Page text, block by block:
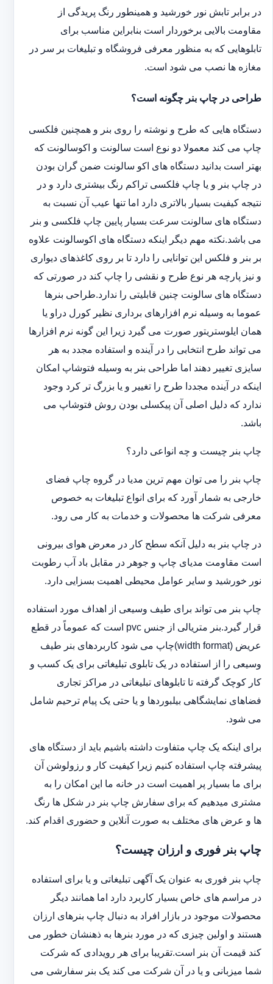
در برابر تابش نور خورشید و همینطور رنگ پریدگی از
مقاومت بالایی برخوردار است بنابراین مناسب برای
تابلوهایی که به منظور معرفی فروشگاه و تبلیغات بر سر در
مغازه ها نصب می شود است.
طراحی در چاپ بنر چگونه است؟
دستگاه هایی که طرح و نوشته را روی بنر و همچنین فلکسی
چاپ می کند معمولا دو نوع است سالونت و اکوسالونت که
بهتر است بدانید دستگاه های اکو سالونت ضمن گران بودن
در چاپ بنر و یا چاپ فلکسی تراکم رنگ بیشتری دارد و در
نتیجه کیفیت بسیار بالاتری دارد اما تنها عیب آن نسبت به
دستگاه های سالونت سرعت بسیار پایین چاپ فلکسی و بنر
می باشد.نکته مهم دیگر اینکه دستگاه های اکوسالونت علاوه
بر بنر و فلکس این توانایی را دارد تا بر روی کاغذهای دیواری
و نیز پارچه هر نوع طرح و نقشی را چاپ کند در صورتی که
دستگاه های سالونت چنین قابلیتی را ندارد.طراحی بنرها
عموما به وسیله نرم افزارهای برداری نظیر کورل دراو یا
همان ایلوستریتور صورت می گیرد زیرا این گونه نرم افزارها
می تواند طرح انتخابی را در آینده و استفاده مجدد به هر
سایزی تغییر دهند اما طراحی بنر به وسیله فتوشاپ امکان
اینکه در آینده مجددا طرح را تغییر و یا بزرگ تر کرد وجود
ندارد که دلیل اصلی آن پیکسلی بودن روش فتوشاپ می
باشد.
چاپ بنر چیست و چه انواعی دارد؟
چاپ بنر را می توان مهم ترین مدیا در گروه چاپ فضای
خارجی به شمار آورد که برای انواع تبلیغات به خصوص
معرفی شرکت ها محصولات و خدمات به کار می رود.
در چاپ بنر به دلیل آنکه سطح کار در معرض هوای بیرونی
است مقاومت مدیای چاپ و جوهر در مقابل باد آب رطوبت
نور خورشید و سایر عوامل محیطی اهمیت بسزایی دارد.
چاپ بنر می تواند برای طیف وسیعی از اهداف مورد استفاده
قرار گیرد.بنر متریالی از جنس pvc است که عموماً در قطع
عریض (width format)چاپ می شود کاربردهای بنر طیف
وسیعی را از استفاده در یک تابلوی تبلیغاتی برای یک کسب و
کار کوچک گرفته تا تابلوهای تبلیغاتی در مراکز تجاری
فضاهای نمایشگاهی بیلبوردها و یا حتی یک پیام ترحیم شامل
می شود.
برای اینکه یک چاپ متفاوت داشته باشیم باید از دستگاه های
پیشرفته چاپ استفاده کنیم زیرا کیفیت کار و رزولوشن آن
برای ما بسیار پر اهمیت است در خانه ما این امکان را به
مشتری میدهیم که برای سفارش چاپ بنر در شکل ها رنگ
ها و عرض های مختلف به صورت آنلاین و حضوری اقدام کند.
چاپ بنر فوری و ارزان چیست؟
چاپ بنر فوری به عنوان یک آگهی تبلیغاتی و یا برای استفاده
در مراسم های خاص بسیار کاربرد دارد اما همانند دیگر
محصولات موجود در بازار افراد به دنبال چاپ بنرهای ارزان
هستند و اولین چیزی که در مورد بنرها به ذهنشان خطور می
کند قیمت آن بنر است.تقریبا برای هر رویدادی که شرکت
شما میزبانی و یا در آن شرکت می کند یک بنر سفارشی می